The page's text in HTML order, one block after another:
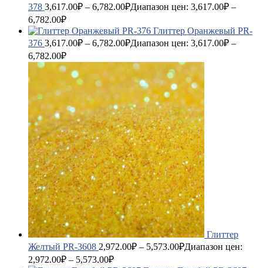
378 3,617.00₽ – 6,782.00₽Диапазон цен: 3,617.00₽ –
6,782.00₽
Глиттер Оранжевый PR-
376 3,617.00₽ – 6,782.00₽Диапазон цен: 3,617.00₽ –
6,782.00₽
Глиттер
Желтый PR-3608 2,972.00₽ – 5,573.00₽Диапазон цен:
2,972.00₽ – 5,573.00₽